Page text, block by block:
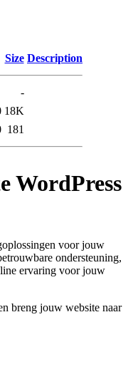
Size Description
-
18K
181
WordPress
voor jouw
ondersteuning,
ervaring voor jouw
breng jouw website naar